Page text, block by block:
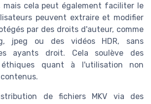
mais cela peut également faciliter le
peuvent extraire et modifier
par des droits d'auteur, comme
jpeg ou des vidéos HDR, sans
ayants droit. Cela soulève des
éthiques quant à l'utilisation non
de fichiers MKV via des